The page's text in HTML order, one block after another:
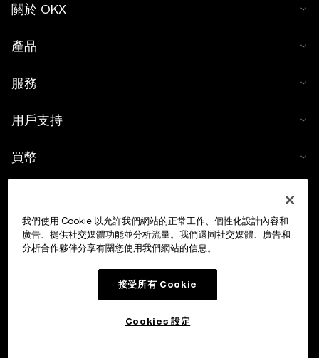
關於 OKX
產品
服務
用戶支持
買幣
交易
我們使用 Cookie 以允許我們網站的正常工作、個性化設計內容和
廣告、提供社交媒體功能並分析流量。我們還同社交媒體、廣告和
分析合作夥伴分享有關您使用我們網站的信息。
接受所有 Cookie
Cookies 設定